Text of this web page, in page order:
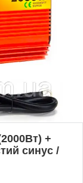
+
синус /